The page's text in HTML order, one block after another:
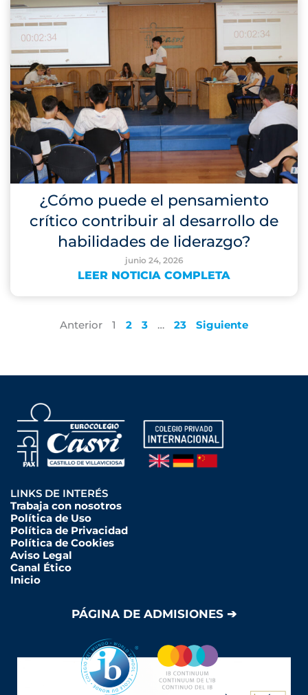
¿Cómo puede el pensamiento
crítico contribuir al desarrollo de
habilidades de liderazgo?
junio 24, 2026
LEER NOTICIA COMPLETA
Anterior 1 2 3 … 23 Siguiente
LINKS DE INTERÉS
Trabaja con nosotros
Política de Uso
Política de Privacidad
Política de Cookies
Aviso Legal
Canal Ético
Inicio
PÁGINA DE ADMISIONES ➔